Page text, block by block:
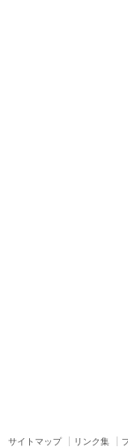
サイトマップ リンク集